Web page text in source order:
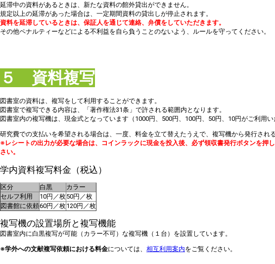
延滞中の資料があるときは、新たな資料の館外貸出ができません。
規定以上の延滞があった場合は、一定期間資料の貸出しが停止されます。
資料を延滞しているときは、保証人を通じて連絡、弁償をしていただきます。
その他ペナルティーなどによる不利益を自ら負うことのないよう、ルールを守ってください。
５ 資料複写
図書室の資料は、複写をして利用することができます。
図書室で複写できる内容は、「著作権法31条」で許される範囲内となります。
図書室内の複写機は、現金式となっています（1000円、500円、100円、50円、10円がご利用い
研究費での支払いを希望される場合は、一度、料金を立て替えたうえで、複写機から発行され
※レシートの出力が必要な場合は、コインラックに現金を投入後、必ず領収書発行ボタンを
さい。
学内資料複写料金（税込）
区分 白黒
カラー
セルフ利用
10円／枚50円／枚
図書館に依頼60円／枚120円／枚
複写機の設置場所と複写機能
図書室内に白黒複写が可能（カラー不可）な複写機（１台）を設置しています。
※学外への文献複写依頼における料金については、 相互利用案内をご覧ください。